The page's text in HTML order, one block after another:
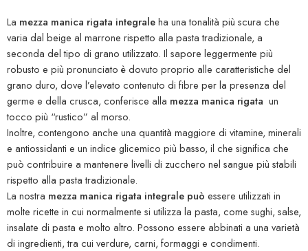
La mezza manica rigata integraleha una tonalità più scura che
varia dal beige al marrone rispetto alla pasta tradizionale, a
seconda del tipo di grano utilizzato. Il sapore leggermente più
robusto e più pronunciato è dovuto proprio alle caratteristiche del
grano duro, dove l’elevato contenuto di fibre per la presenza del
germe e della crusca, conferisce alla mezza manica rigata un
tocco più “rustico” al morso.
Inoltre, contengono anche una quantità maggiore di vitamine, minerali
e antiossidanti e un indice glicemico più basso, il che significa che
può contribuire a mantenere livelli di zucchero nel sangue più stabili
rispetto alla pasta tradizionale.
La nostra mezza manica rigata integrale può essere utilizzati in
molte ricette in cui normalmente si utilizza la pasta, come sughi, salse,
insalate di pasta e molto altro. Possono essere abbinati a una varietà
di ingredienti, tra cui verdure, carni, formaggi e condimenti.